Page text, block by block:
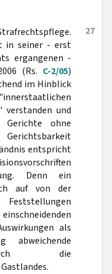
27
in seiner - erst
ergangenen -
(Rs. C-2/05)
im Hinblick
verstanden und
ohne
entspricht
Denn ein
auf von der
als
abweichende
die